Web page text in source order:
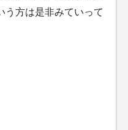
う方は是非みていって